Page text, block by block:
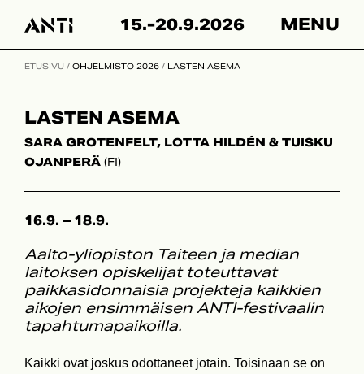
content
15.-20.9.2026 MENU
ETUSIVU / OHJELMISTO 2026 / LASTEN ASEMA
LASTEN ASEMA
SARA GROTENFELT, LOTTA HILDÉN & TUISKU
OJANPERÄ (FI)
16.9. – 18.9.
Aalto-yliopiston Taiteen ja median
laitoksen opiskelijat toteuttavat
paikkasidonnaisia projekteja kaikkien
aikojen ensimmäisen ANTI-festivaalin
tapahtumapaikoilla.
Kaikki ovat joskus odottaneet jotain. Toisinaan se on